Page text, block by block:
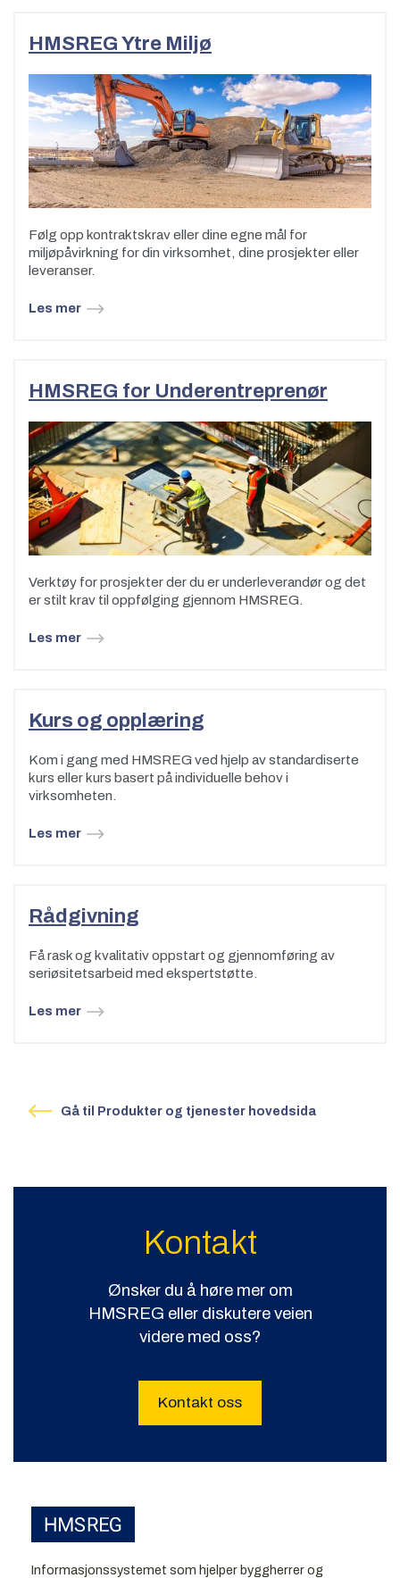
HMSREG Ytre Miljø
Følg opp kontraktskrav eller dine egne mål for
miljøpåvirkning for din virksomhet, dine prosjekter eller
leveranser.
Les mer
HMSREG for Underentreprenør
Verktøy for prosjekter der du er underleverandør og det
er stilt krav til oppfølging gjennom HMSREG.
Les mer
Kurs og opplæring
Kom i gang med HMSREG ved hjelp av standardiserte
kurs eller kurs basert på individuelle behov i
virksomheten.
Les mer
Rådgivning
Få rask og kvalitativ oppstart og gjennomføring av
seriøsitetsarbeid med ekspertstøtte.
Les mer
Gå til Produkter og tjenester hovedsida
Kontakt
Ønsker du å høre mer om
HMSREG eller diskutere veien
videre med oss?
Kontakt oss
Informasjonssystemet som hjelper byggherrer og